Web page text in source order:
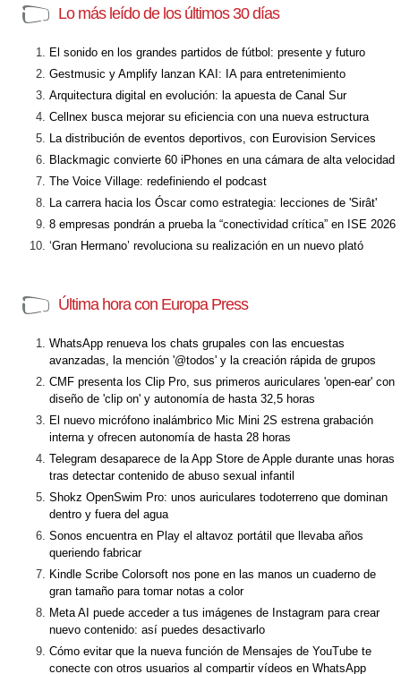
Lo más leído de los últimos 30 días
El sonido en los grandes partidos de fútbol: presente y futuro
Gestmusic y Amplify lanzan KAI: IA para entretenimiento
Arquitectura digital en evolución: la apuesta de Canal Sur
Cellnex busca mejorar su eficiencia con una nueva estructura
La distribución de eventos deportivos, con Eurovision Services
Blackmagic convierte 60 iPhones en una cámara de alta velocidad
The Voice Village: redefiniendo el podcast
La carrera hacia los Óscar como estrategia: lecciones de 'Sirât'
8 empresas pondrán a prueba la “conectividad crítica” en ISE 2026
‘Gran Hermano’ revoluciona su realización en un nuevo plató
Última hora con Europa Press
WhatsApp renueva los chats grupales con las encuestas
avanzadas, la mención '@todos' y la creación rápida de grupos
CMF presenta los Clip Pro, sus primeros auriculares 'open-ear' con
diseño de 'clip on' y autonomía de hasta 32,5 horas
El nuevo micrófono inalámbrico Mic Mini 2S estrena grabación
interna y ofrecen autonomía de hasta 28 horas
Telegram desaparece de la App Store de Apple durante unas horas
tras detectar contenido de abuso sexual infantil
Shokz OpenSwim Pro: unos auriculares todoterreno que dominan
dentro y fuera del agua
Sonos encuentra en Play el altavoz portátil que llevaba años
queriendo fabricar
Kindle Scribe Colorsoft nos pone en las manos un cuaderno de
gran tamaño para tomar notas a color
Meta AI puede acceder a tus imágenes de Instagram para crear
nuevo contenido: así puedes desactivarlo
Cómo evitar que la nueva función de Mensajes de YouTube te
conecte con otros usuarios al compartir vídeos en WhatsApp